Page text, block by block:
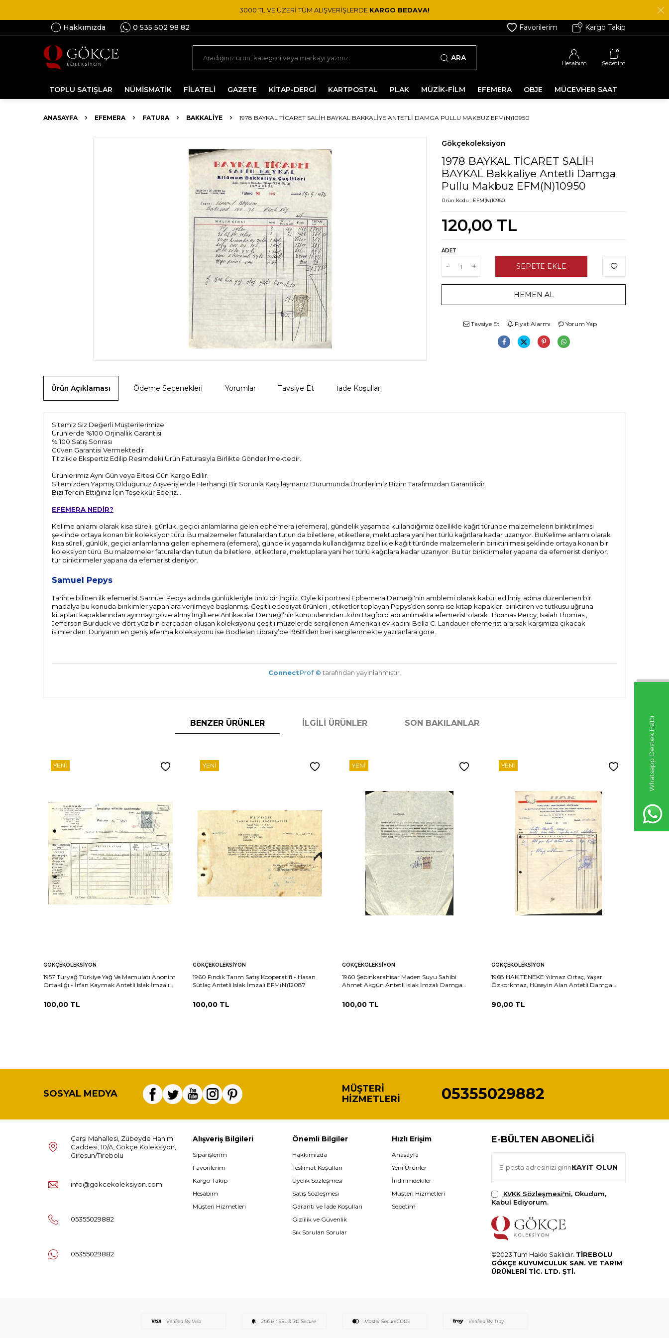
Whatsapp Destek Hattı
3000 TL VE ÜZERİ TÜM ALIŞVERİŞLERDE KARGO BEDAVA!
Hakkımızda 0 535 502 98 82 Favorilerim Kargo Takip
ARA
Hesabım
0
Sepetim
TOPLU SATIŞLAR NÜMİSMATİK FİLATELİ GAZETE KİTAP-DERGİ KARTPOSTAL PLAK MÜZİK-FİLM EFEMERA OBJE MÜCEVHER SAAT
ANASAYFA EFEMERA FATURA BAKKALIYE 1978 BAYKAL TİCARET SALİH BAYKAL BAKKALIYE ANTETLI DAMGA PULLU MAKBUZ EFM(N)10950
Gökçekoleksiyon
1978 BAYKAL TİCARET SALİH
BAYKAL Bakkaliye Antetli Damga
Pullu Makbuz EFM(N)10950
Ürün Kodu : EFM(N)10950
120,00 TL
ADET
SEPETE EKLE
HEMEN AL
Tavsiye Et Fiyat Alarmı Yorum Yap
Ürün Açıklaması Ödeme Seçenekleri Yorumlar Tavsiye Et İade Koşulları
Sitemiz Siz Değerli Müşterilerimize
Ürünlerde %100 Orjinallik Garantisi.
% 100 Satış Sonrası
Güven Garantisi Vermektedir.
Titizlikle Ekspertiz Edilip Resimdeki Ürün Faturasıyla Birlikte Gönderilmektedir.
Ürünlerimiz Aynı Gün veya Ertesi Gün Kargo Edilir.
Sitemizden Yapmış Olduğunuz Alışverişlerde Herhangi Bir Sorunla Karşılaşmanız Durumunda Ürünlerimiz Bizim Tarafımızdan Garantilidir.
Bizi Tercih Ettiğiniz İçin Teşekkür Ederiz...
EFEMERA NEDİR?
Kelime anlamı olarak kısa süreli, günlük, geçici anlamlarına gelen ephemera (efemera), gündelik yaşamda kullandığımız özellikle kağıt türünde malzemelerin biriktirilmesi
şeklinde ortaya konan bir koleksiyon türü. Bu malzemeler faturalardan tutun da biletlere, etiketlere, mektuplara yani her türlü kağıtlara kadar uzanıyor. BuKelime anlamı olarak
kısa süreli, günlük, geçici anlamlarına gelen ephemera (efemera), gündelik yaşamda kullandığımız özellikle kağıt türünde malzemelerin biriktirilmesi şeklinde ortaya konan bir
koleksiyon türü. Bu malzemeler faturalardan tutun da biletlere, etiketlere, mektuplara yani her türlü kağıtlara kadar uzanıyor. Bu tür biriktirmeler yapana da efemerist deniyor.
tür biriktirmeler yapana da efemerist deniyor.
Samuel Pepys
Tarihte bilinen ilk efemerist Samuel Pepys adında günlükleriyle ünlü bir İngiliz. Öyle ki portresi Ephemera Derneği'nin amblemi olarak kabul edilmiş, adına düzenlenen bir
madalya bu konuda birikimler yapanlara verilmeye başlanmış. Çeşitli edebiyat ürünleri , etiketler toplayan Pepys’den sonra ise kitap kapakları biriktiren ve tutkusu uğruna
kitapları kapaklarından ayırmayı göze almış İngiltere Antikacılar Derneği’nin kurucularından John Bagford adı anılmakta efemerist olarak. Thomas Percy, Isaiah Thomas ,
Jefferson Burduck ve dört yüz bin parçadan oluşan koleksiyonu çeşitli müzelerde sergilenen Amerikalı ev kadını Bella C. Landauer efemerist ararsak karşımıza çıkacak
isimlerden. Dünyanın en geniş eferma koleksiyonu ise Bodleian Library’de 1968’den beri sergilenmekte yazılanlara göre.
ConnectProf © tarafından yayınlanmıştır.
BENZER ÜRÜNLER İLGILI ÜRÜNLER SON BAKILANLAR
YENI
GÖKÇEKOLEKSIYON
1957 Turyağ Türkiye Yağ Ve Mamulatı Anonim
Ortaklığı - İrfan Kaymak Antetli Islak İmzalı
100,00 TL
YENI
GÖKÇEKOLEKSIYON
1960 Fındık Tarım Satış Kooperatifi - Hasan
Sütlaç Antetli Islak İmzalı EFM(N)12087
100,00 TL
YENI
GÖKÇEKOLEKSIYON
1960 Şebinkarahisar Maden Suyu Sahibi
Ahmet Akgün Antetli Islak İmzalı Damga
100,00 TL
YENI
GÖKÇEKOLEKSIYON
1968 HAK TENEKE Yılmaz Ortaç, Yaşar
Özkorkmaz, Hüseyin Alan Antetli Damga
90,00 TL
YENI
SOSYAL MEDYA
MÜŞTERI
HIZMETLERI
05355029882
Çarşı Mahallesi, Zübeyde Hanım
Caddesi, 10/A, Gökçe Koleksiyon,
Giresun/Tirebolu
info@gokcekoleksiyon.com
05355029882
05355029882
Alışveriş Bilgileri
Siparişlerim
Favorilerim
Kargo Takip
Hesabım
Müşteri Hizmetleri
Önemli Bilgiler
Hakkımızda
Teslimat Koşulları
Üyelik Sözleşmesi
Satış Sözleşmesi
Garanti ve İade Koşulları
Gizlilik ve Güvenlik
Sık Sorulan Sorular
Hızlı Erişim
Anasayfa
Yeni Ürünler
İndirimdekiler
Müşteri Hizmetleri
Sepetim
E-BÜLTEN ABONELIĞI
KAYIT OLUN
KVKK Sözleşmesi'ni, Okudum,
Kabul Ediyorum.
©2023 Tüm Hakkı Saklıdır. TİREBOLU
GÖKÇE KUYUMCULUK SAN. VE TARIM
ÜRÜNLERİ TİC. LTD. ŞTİ.